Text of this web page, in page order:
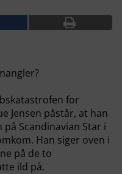
for
Jensen påstår, at han
Scandinavian Star i
Han siger oven i
på de to
ild på.